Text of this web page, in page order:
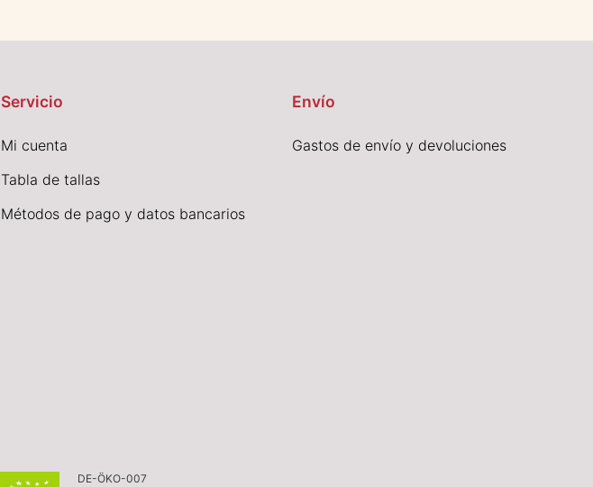
Servicio
Mi cuenta
Tabla de tallas
Métodos de pago y datos bancarios
Envío
Gastos de envío y devoluciones
DE-ÖKO-007